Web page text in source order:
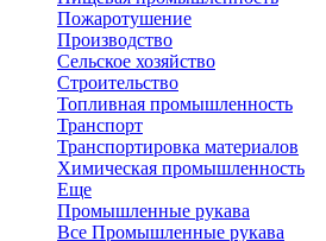
Пожаротушение
Производство
Сельское хозяйство
Строительство
Топливная промышленность
Транспорт
Транспортировка материалов
Химическая промышленность
Еще
Промышленные рукава
Все Промышленные рукава